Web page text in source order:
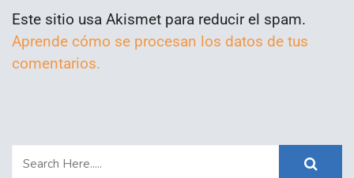
Este sitio usa Akismet para reducir el spam.
Aprende cómo se procesan los datos de tus
comentarios.